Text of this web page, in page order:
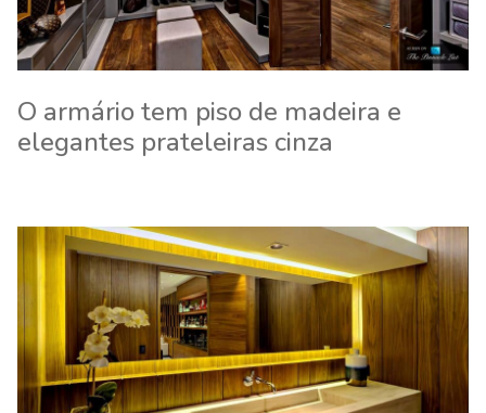
O armário tem piso de madeira e
elegantes prateleiras cinza